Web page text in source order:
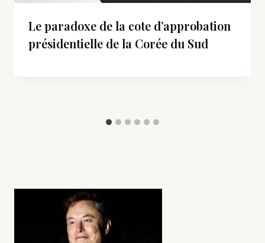
Le paradoxe de la cote d’approbation
présidentielle de la Corée du Sud